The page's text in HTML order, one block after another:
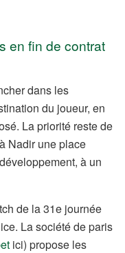
en fin de contrat
dans les
du joueur, en
La priorité reste de
Nadir une place
à un
de la 31e journée
La société de paris
ici) propose les